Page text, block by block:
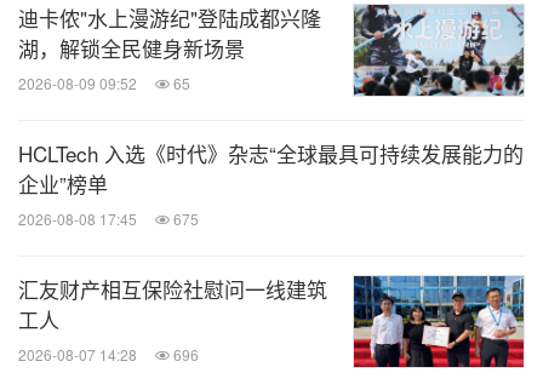
迪卡侬"水上漫游纪"登陆成都兴隆
湖，解锁全民健身新场景
2026-08-09 09:52 65
HCLTech 入选《时代》杂志“全球最具可持续发展能力的
企业”榜单
2026-08-08 17:45 675
汇友财产相互保险社慰问一线建筑
工人
2026-08-07 14:28 696